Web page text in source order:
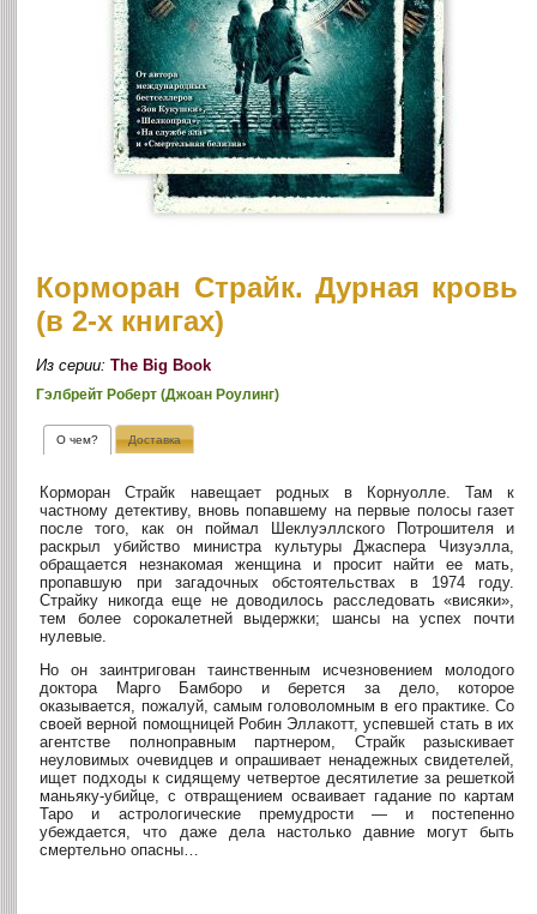
Корморан Страйк. Дурная кровь
(в 2-х книгах)
Из серии:The Big Book
Гэлбрейт Роберт (Джоан Роулинг)
О чем? Доставка
Корморан Страйк навещает родных в Корнуолле. Там к
частному детективу, вновь попавшему на первые полосы газет
после того, как он поймал Шеклуэллского Потрошителя и
раскрыл убийство министра культуры Джаспера Чизуэлла,
обращается незнакомая женщина и просит найти ее мать,
пропавшую при загадочных обстоятельствах в 1974 году.
Страйку никогда еще не доводилось расследовать «висяки»,
тем более сорокалетней выдержки; шансы на успех почти
нулевые.
Но он заинтригован таинственным исчезновением молодого
доктора Марго Бамборо и берется за дело, которое
оказывается, пожалуй, самым головоломным в его практике. Со
своей верной помощницей Робин Эллакотт, успевшей стать в их
агентстве полноправным партнером, Страйк разыскивает
неуловимых очевидцев и опрашивает ненадежных свидетелей,
ищет подходы к сидящему четвертое десятилетие за решеткой
маньяку-убийце, с отвращением осваивает гадание по картам
Таро и астрологические премудрости — и постепенно
убеждается, что даже дела настолько давние могут быть
смертельно опасны…